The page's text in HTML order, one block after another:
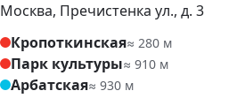
Москва, Пречистенка ул., д. 3
Кропоткинская≈ 280 м
Парк культуры≈ 910 м
Арбатская≈ 930 м